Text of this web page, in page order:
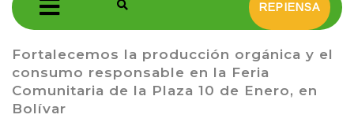
REPIENSA
Fortalecemos la producción orgánica y el
consumo responsable en la Feria
Comunitaria de la Plaza 10 de Enero, en
Bolívar